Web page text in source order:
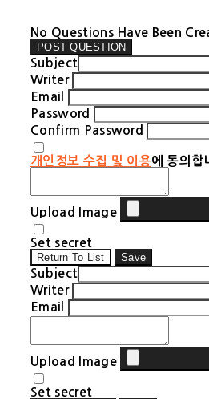
No Questions Have Been
POST QUESTION
Subject
Writer
Email
Password
Confirm Password
개인정보 수집 및 이용에 동의합
Upload Image
Set secret
Return To List
Save
Subject
Writer
Email
Upload Image
Set secret